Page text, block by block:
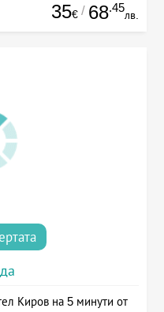
35€ / 68.45
лв.
Киров на 5 минути от